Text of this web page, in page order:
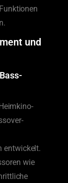
und
entwickelt.
wie